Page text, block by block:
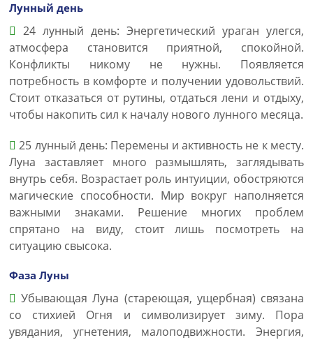
Лунный день
24 лунный день: Энергетический ураган улегся,
атмосфера становится приятной, спокойной.
Конфликты никому не нужны. Появляется
потребность в комфорте и получении удовольствий.
Стоит отказаться от рутины, отдаться лени и отдыху,
чтобы накопить сил к началу нового лунного месяца.
25 лунный день: Перемены и активность не к месту.
Луна заставляет много размышлять, заглядывать
внутрь себя. Возрастает роль интуиции, обостряются
магические способности. Мир вокруг наполняется
важными знаками. Решение многих проблем
спрятано на виду, стоит лишь посмотреть на
ситуацию свысока.
Фаза Луны
Убывающая Луна (стареющая, ущербная) связана
со стихией Огня и символизирует зиму. Пора
увядания, угнетения, малоподвижности. Энергия,